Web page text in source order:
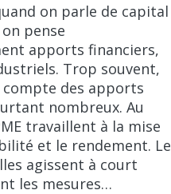
on parle de capital
pense
apports financiers,
Trop souvent,
des apports
nombreux. Au
travaillent à la mise
et le rendement. Le
agissent à court
les mesures…